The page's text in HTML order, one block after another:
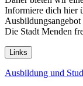
Informiere dich hier
Ausbildungsangebot
Die Stadt Menden
Links
Ausbildung und